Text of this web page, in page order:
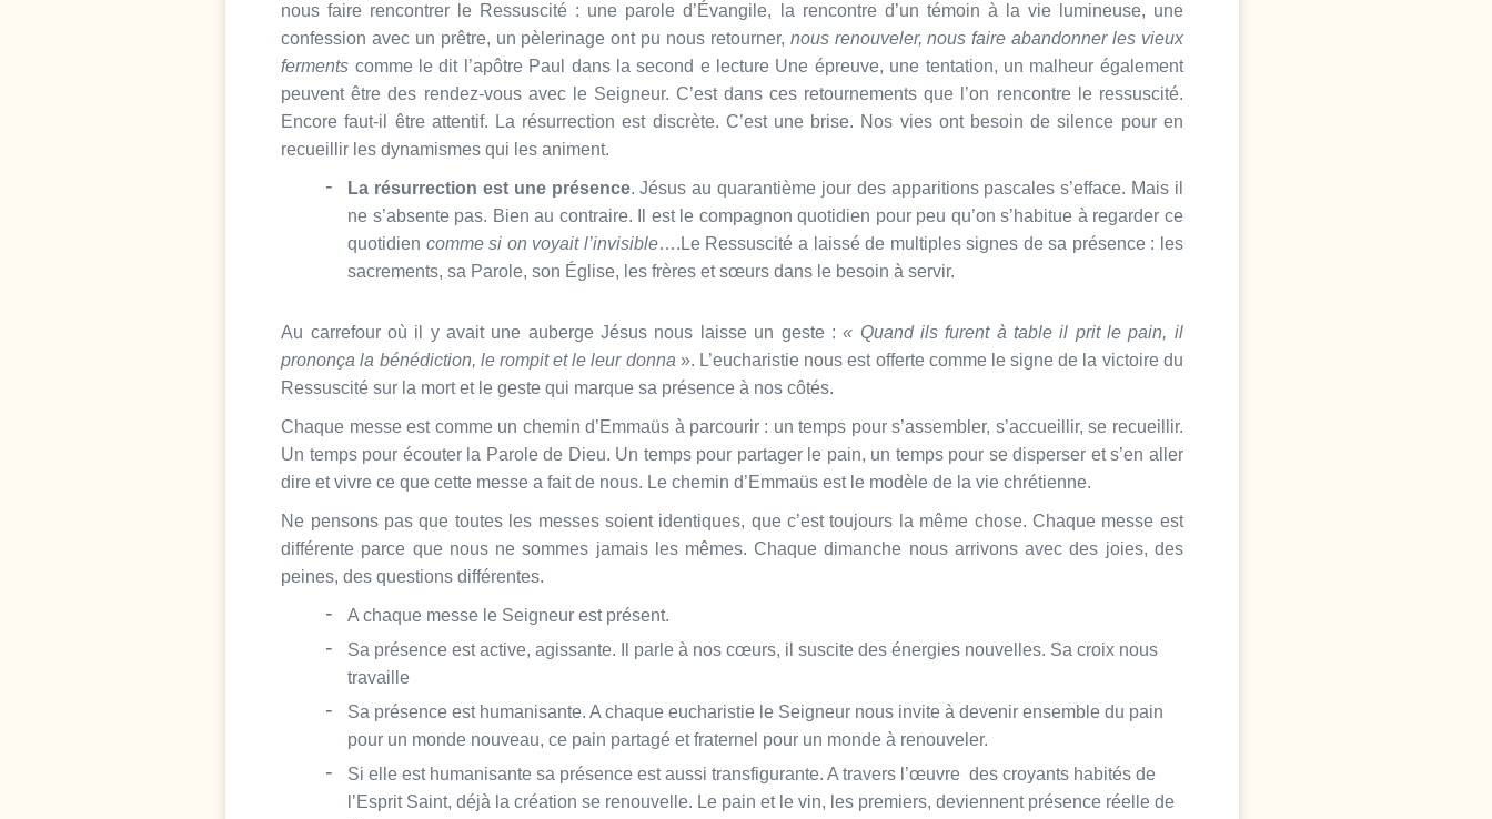
nous faire rencontrer le Ressuscité : une parole d’Évangile, la rencontre d’un témoin à la vie lumineuse, une
confession avec un prêtre, un pèlerinage ont pu nous retourner, nous renouveler, nous faire abandonner les vieux
ferments comme le dit l’apôtre Paul dans la second e lecture Une épreuve, une tentation, un malheur également
peuvent être des rendez-vous avec le Seigneur. C’est dans ces retournements que l’on rencontre le ressuscité.
Encore faut-il être attentif. La résurrection est discrète. C’est une brise. Nos vies ont besoin de silence pour en
recueillir les dynamismes qui les animent.
La résurrection est une présence. Jésus au quarantième jour des apparitions pascales s’efface. Mais il
ne s’absente pas. Bien au contraire. Il est le compagnon quotidien pour peu qu’on s’habitue à regarder ce
quotidien comme si on voyait l’invisible….Le Ressuscité a laissé de multiples signes de sa présence : les
sacrements, sa Parole, son Église, les frères et sœurs dans le besoin à servir.
Au carrefour où il y avait une auberge Jésus nous laisse un geste :« Quand ils furent à table il prit le pain, il
prononça la bénédiction, le rompit et le leur donna ». L’eucharistie nous est offerte comme le signe de la victoire du
Ressuscité sur la mort et le geste qui marque sa présence à nos côtés.
Chaque messe est comme un chemin d’Emmaüs à parcourir : un temps pour s’assembler, s’accueillir, se recueillir.
Un temps pour écouter la Parole de Dieu. Un temps pour partager le pain, un temps pour se disperser et s’en aller
dire et vivre ce que cette messe a fait de nous. Le chemin d’Emmaüs est le modèle de la vie chrétienne.
Ne pensons pas que toutes les messes soient identiques, que c’est toujours la même chose. Chaque messe est
différente parce que nous ne sommes jamais les mêmes. Chaque dimanche nous arrivons avec des joies, des
peines, des questions différentes.
A chaque messe le Seigneur est présent.
Sa présence est active, agissante. Il parle à nos cœurs, il suscite des énergies nouvelles. Sa croix nous
travaille
Sa présence est humanisante. A chaque eucharistie le Seigneur nous invite à devenir ensemble du pain
pour un monde nouveau, ce pain partagé et fraternel pour un monde à renouveler.
Si elle est humanisante sa présence est aussi transfigurante. A travers l’œuvre des croyants habités de
l’Esprit Saint, déjà la création se renouvelle. Le pain et le vin, les premiers, deviennent présence réelle de